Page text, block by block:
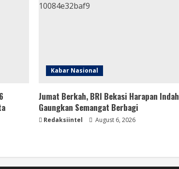
Kabar Nasional
Jumat Berkah, BRI Bekasi Harapan Indah
Gaungkan Semangat Berbagi
Redaksiintel August 6, 2026